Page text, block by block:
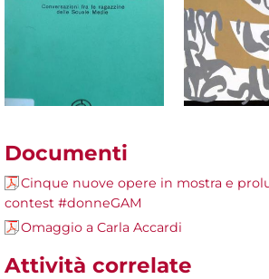
Documenti
Cinque nuove opere in mostra e
contest #donneGAM
Omaggio a Carla Accardi
Attività correlate